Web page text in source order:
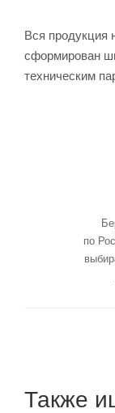
Вся продукция
сформирован
техническим
по
Также